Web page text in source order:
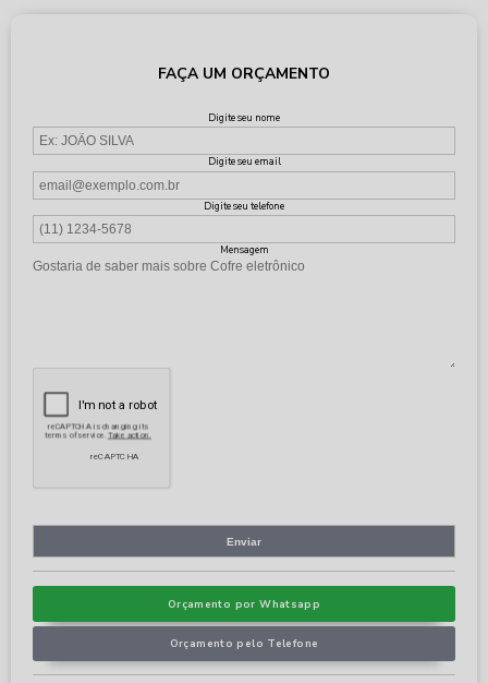
FAÇA UM ORÇAMENTO
Digite seu nome
Digite seu email
Digite seu telefone
Mensagem
Orçamento por Whatsapp
Orçamento pelo Telefone